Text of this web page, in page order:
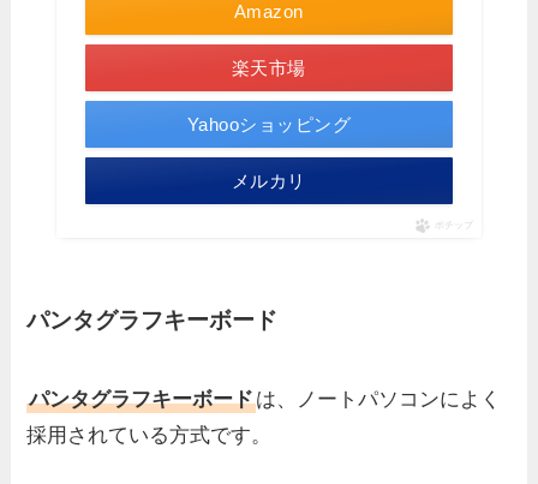
Amazon
楽天市場
Yahooショッピング
メルカリ
ポチップ
パンタグラフキーボード
パンタグラフキーボードは、ノートパソコンによく
採用されている方式です。